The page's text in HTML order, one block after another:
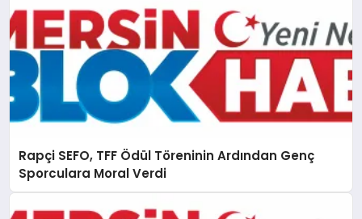
Rapçi SEFO, TFF Ödül Töreninin Ardından Genç
Sporculara Moral Verdi